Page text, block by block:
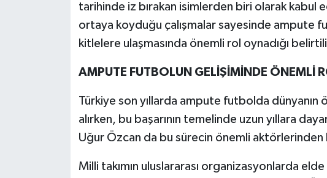
tarihinde iz bırakan isimlerden biri olarak
ortaya koyduğu çalışmalar sayesinde ampute
kitlelere ulaşmasında önemli rol oynadığı
AMPUTE FUTBOLUN GELİŞİMİNDE ÖNEMLİ
Türkiye son yıllarda ampute futbolda dünyanın
alırken, bu başarının temelinde uzun yıllara
Uğur Özcan da bu sürecin önemli
Milli takımın uluslararası organizasyonlarda